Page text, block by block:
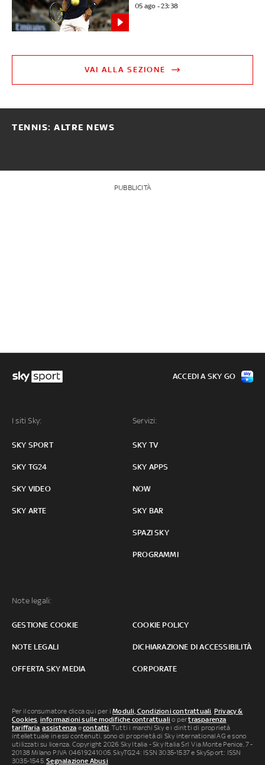
05 ago - 23:38
VAI ALLA SEZIONE
TENNIS: ALTRE NEWS
PUBBLICITÀ
I siti Sky:
SKY SPORT
SKY TG24
SKY VIDEO
SKY ARTE
Servizi:
SKY TV
SKY APPS
NOW
SKY BAR
SPAZI SKY
PROGRAMMI
Note legali:
GESTIONE COOKIE COOKIE POLICY
NOTE LEGALI DICHIARAZIONE DI ACCESSIBILITÀ
OFFERTA SKY MEDIA CORPORATE
ACCEDI A SKY GO
Per il consumatore clicca qui per iModuli, Condizioni contrattuali Privacy &
Cookies informazioni sulle modifiche contrattuali o pertrasparenza
tariffaria ,assistenza econtatti . Tutti i marchi Sky e i diritti di proprietà
intellettuale in essi contenuti, sono di proprietà di Sky international AG e sono
utilizzati su licenza. Copyright 2026 Sky Italia - Sky Italia Srl Via Monte Penice, 7 -
20138 Milano P.IVA 04619241005. SkyTG24: ISSN 3035-1537 e SkySport: ISSN
3035-1545.Segnalazione Abusi